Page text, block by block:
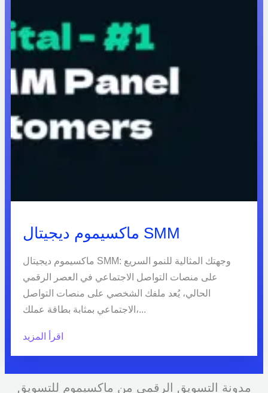
ماكسيموم ديجيتال SMM
ماكسيموم ديجيتال SMM: وجهتك المثالية للنمو السريع
على منصات التواصل الاجتماعي في العصر الرقمي
الحالي، يُعد ملفك الشخصي على منصات التواصل
الاجتماعي بمثابة بطاقة عملك،...
اقرأ المزيد
مدونة التسويق الرقمي من ماكسيموم للتسويق